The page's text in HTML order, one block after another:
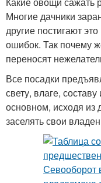
Многие дачники
другие постигают
ошибок. Так почему
переносят
Все посадки
свету, влаге,
основном, исходя из
заселять свои